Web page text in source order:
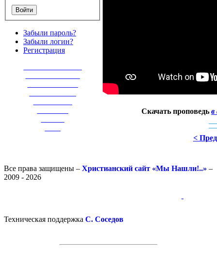
Забыли пароль?
Забыли логин?
Регистрация
Скачать проповедь в
<
Все права защищены – Христианский сайт «Мы Нашли!..» –
2009 - 2026
-
Техническая поддержка С. Соседов